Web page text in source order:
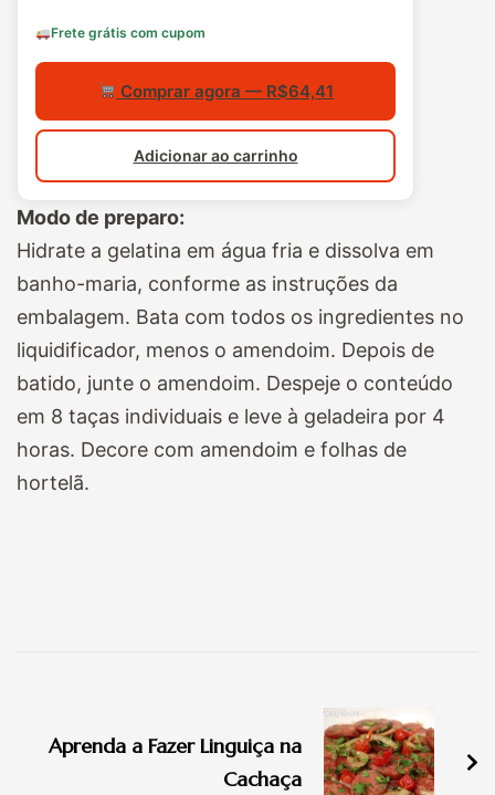
Frete grátis com cupom
Comprar agora — R$64,41
Adicionar ao carrinho
Modo de preparo:
Hidrate a gelatina em água fria e dissolva em
banho-maria, conforme as instruções da
embalagem. Bata com todos os ingredientes no
liquidificador, menos o amendoim. Depois de
batido, junte o amendoim. Despeje o conteúdo
em 8 taças individuais e leve à geladeira por 4
horas. Decore com amendoim e folhas de
hortelã.
post
Aprenda a Fazer Linguiça na
Cachaça